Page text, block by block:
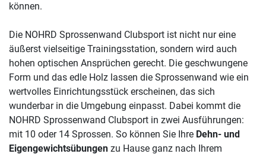
können.
Die NOHRD Sprossenwand Clubsport ist nicht nur eine
äußerst vielseitige Trainingsstation, sondern wird auch
hohen optischen Ansprüchen gerecht. Die geschwungene
Form und das edle Holz lassen die Sprossenwand wie ein
wertvolles Einrichtungsstück erscheinen, das sich
wunderbar in die Umgebung einpasst. Dabei kommt die
NOHRD Sprossenwand Clubsport in zwei Ausführungen:
mit 10 oder 14 Sprossen. So können Sie Ihre Dehn- und
Eigengewichtsübungen zu Hause ganz nach Ihrem